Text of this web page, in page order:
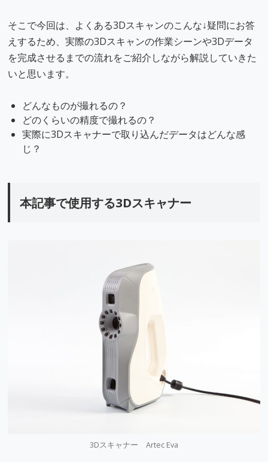
そこで今回は、よくある3Dスキャンのこんな↓疑問にお答
えするため、実際の3Dスキャンの作業シーンや3Dデータ
を完成させるまでの流れをご紹介しながら解説していきた
いと思います。
どんなものが撮れるの？
どのくらいの精度で撮れるの？
実際に3Dスキャナーで取り込んだデータはどんな感
じ？
本記事で使用する3Dスキャナー
3Dスキャナー Artec Eva